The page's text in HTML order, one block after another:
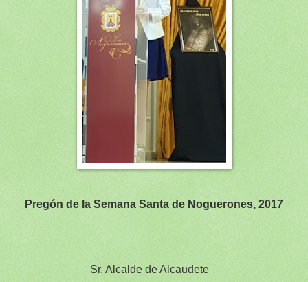
Pregón de la Semana Santa de Noguerones, 2017
Sr. Alcalde de Alcaudete